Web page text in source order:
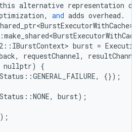
this alternative representation
, and adds overhead .
:: IBurstContext> burst =
, requestChannel,
resultChannel
nullptr)
{
::GENERAL_FAILURE,
{});
::NONE, burst);